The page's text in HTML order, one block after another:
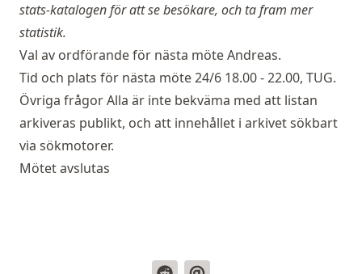
stats-katalogen för att se besökare, och ta fram mer
statistik.
Val av ordförande för nästa möte Andreas.
Tid och plats för nästa möte 24/6 18.00 - 22.00, TUG.
Övriga frågor Alla är inte bekväma med att listan
arkiveras publikt, och att innehållet i arkivet sökbart
via sökmotorer.
Mötet avslutas